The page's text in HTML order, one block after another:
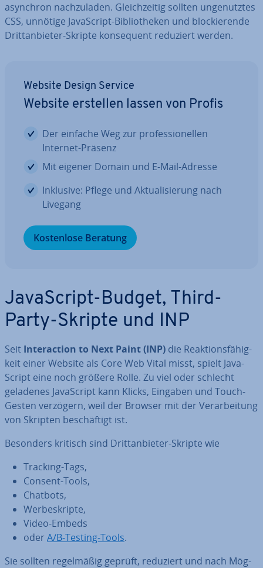
asynchron nach­zu­la­den. Gleich­zei­tig sollten un­ge­nutz­tes
CSS, unnötige Ja­va­Script-Bi­blio­the­ken und blo­ckie­ren­de
Dritt­an­bie­ter-Skripte kon­se­quent reduziert werden.
Website Design Service
Website erstellen lassen von Profis
Der einfache Weg zur pro­fes­sio­nel­len
Internet-Präsenz
Mit eigener Domain und E-Mail-Adresse
Inklusive: Pflege und Ak­tua­li­sie­rung nach
Livegang
Kos­ten­lo­se Beratung
Ja­va­Script-Budget, Third-
Party-Skripte und INP
Seit In­ter­ac­tion to Next Paint (INP) die Re­ak­ti­ons­fä­hig­
keit einer Website als Core Web Vital misst, spielt Ja­va­
Script eine noch größere Rolle. Zu viel oder schlecht
geladenes Ja­va­Script kann Klicks, Eingaben und Touch-
Gesten verzögern, weil der Browser mit der Ver­ar­bei­tung
von Skripten be­schäf­tigt ist.
Besonders kritisch sind Dritt­an­bie­ter-Skripte wie
Tracking-Tags,
Consent-Tools,
Chatbots,
Wer­beskrip­te,
Video-Embeds
oder A/B-Testing-Tools.
Sie sollten re­gel­mä­ßig geprüft, reduziert und nach Mög­